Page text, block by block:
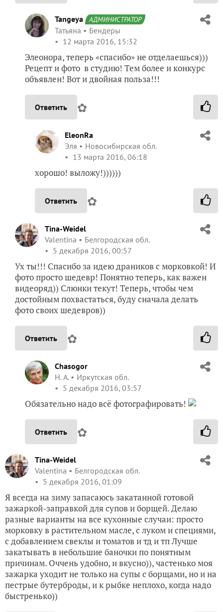
Tangeya АДМИНИСТРАТОР
Татьяна
Бендеры
12 марта 2016, 15:32
Элеонора, теперь «спасибо» не отделаешься)))
Рецепт и фото в студию! Тем более и конкурс
объявлен! Вот и двойная польза!!!
Ответить ✿
EleonRa
Эля
Новосибирская обл.
13 марта 2016, 06:18
хорошо! выложу!))))))
Ответить ✿
Tina-Weidel
Valentina
Белгородская обл.
5 декабря 2016, 00:57
Ух ты!!! Спасибо за идею драников с морковкой! И
фото просто шедевр! Понятно теперь, как важен
видеоряд)) Слюнки текут! Теперь, чтобы чем
достойным похвастаться, буду сначала делать
фото своих шедевров))
Ответить ✿
Chasogor
Н. А.
Иркутская обл.
5 декабря 2016, 03:57
Обязательно надо всё фотографировать!
Ответить ✿
Tina-Weidel
Valentina
Белгородская обл.
5 декабря 2016, 01:09
Я всегда на зиму запасаюсь закатанной готовой
зажаркой-заправкой для супов и борщей. Делаю
разные варианты на все кухонные случаи: просто
морковку в растительном масле, с луком и специями,
с добавлением свеклы и томатов и тд и тп Лучше
закатывать в небольшие баночки по понятным
причинам. Оччень удобно, и вкусно)), частенько моя
зажарка уходит не только на супы с борщами, но и на
пестрые бутерброды, и к рыбке неплохо, когда надо
быстренько))